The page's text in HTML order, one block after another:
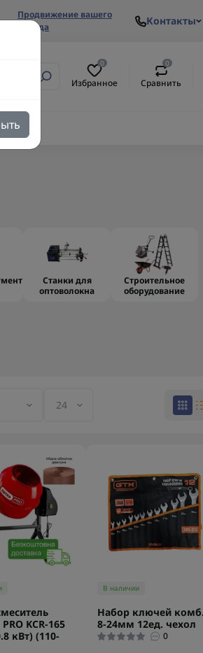
Продвижение вашего
бренда
Контакты
0
Избранное
0
Сравнить
Станки для
оптоволокна
Строительное
оборудование
KCR-165
кВт) (110-
В наличии
Набор ключей комб.
8-24мм 12ед. чехол
0